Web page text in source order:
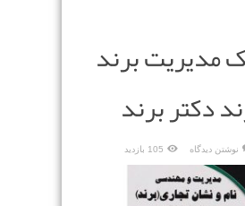
مدیریت برند
دکتر برند
نوشتن دیدگاه 105 بازدید